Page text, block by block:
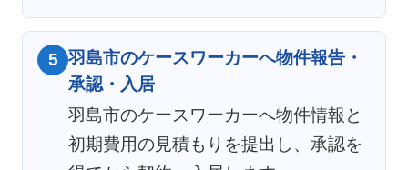
5 羽島市のケースワーカーへ物件報告・
承認・入居
羽島市のケースワーカーへ物件情報と
初期費用の見積もりを提出し、承認を